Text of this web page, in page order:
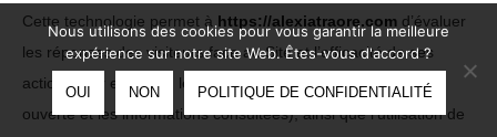
Cette technologie permet à https://alexiatraore.com d’évaluer
les réponses des visiteurs face au Site et l’efficacité de ses
actions (par exemple, le nombre de fois où une page est
ouverte et les informations consultées), ainsi que l’utilisation de
Nous utilisons des cookies pour vous garantir la meilleure
expérience sur notre site Web. Êtes-vous d'accord ?
OUI NON POLITIQUE DE CONFIDENTIALITÉ